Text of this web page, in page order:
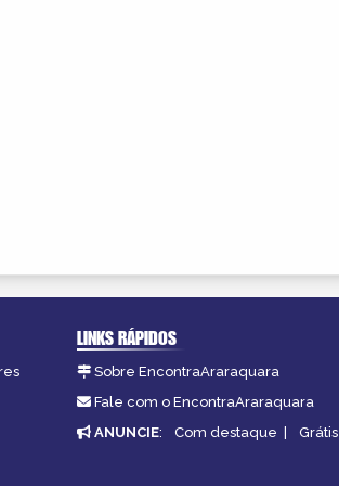
LINKS RÁPIDOS
Sobre EncontraAraraquara
Fale com o EncontraAraraquara
ANUNCIE: Com destaque | Grátis